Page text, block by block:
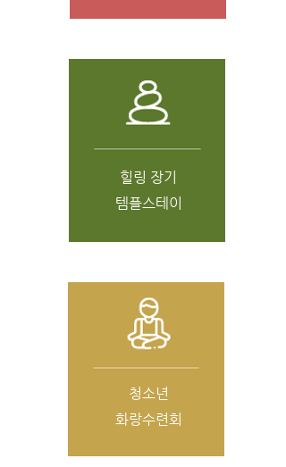
힐링 장기
템플스테이
청소년
화랑수련회